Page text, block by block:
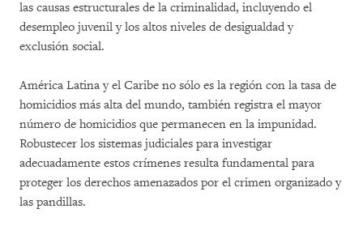
las causas estructurales de la criminalidad, incluyendo el
desempleo juvenil y los altos niveles de desigualdad y
exclusión social.
América Latina y el Caribe no sólo es la región con la tasa de
homicidios más alta del mundo, también registra el mayor
número de homicidios que permanecen en la impunidad.
Robustecer los sistemas judiciales para investigar
adecuadamente estos crímenes resulta fundamental para
proteger los derechos amenazados por el crimen organizado y
las pandillas.